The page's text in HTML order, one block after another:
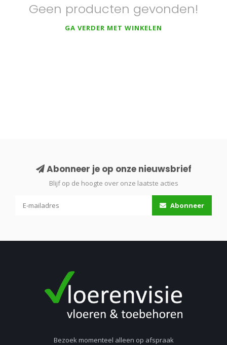
Geen producten gevonden!
GA VERDER MET WINKELEN
Abonneer je op onze nieuwsbrief
Blijf op de hoogte over onze laatste acties
Abonneer
Bezoek momenteel alleen op afspraak